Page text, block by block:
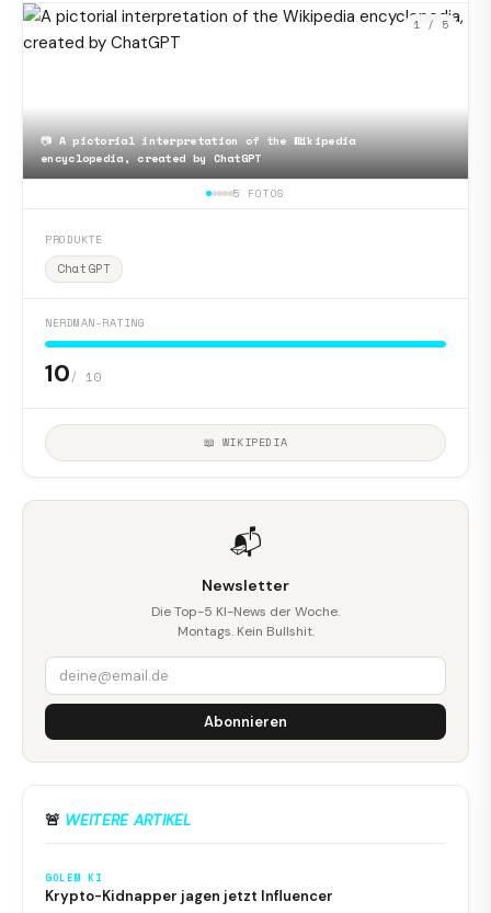
📷 A pictorial interpretation of the Wikipedia
encyclopedia, created by ChatGPT
1 / 5
5 FOTOS
PRODUKTE
ChatGPT
NERDMAN-RATING
10/ 10
📖 WIKIPEDIA
📬
Newsletter
Die Top-5 KI-News der Woche.
Montags. Kein Bullshit.
Abonnieren
🚨 WEITERE ARTIKEL
GOLEM KI
Krypto-Kidnapper jagen jetzt Influencer